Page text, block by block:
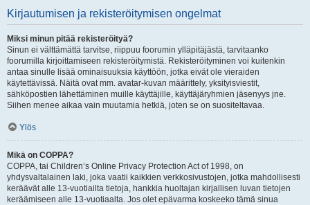
Kirjautumisen ja rekisteröitymisen ongelmat
Miksi minun pitää rekisteröityä?
Sinun ei välttämättä tarvitse, riippuu foorumin ylläpitäjästä, tarvitaanko
foorumilla kirjoittamiseen rekisteröitymistä. Rekisteröityminen voi kuitenkin
antaa sinulle lisää ominaisuuksia käyttöön, jotka eivät ole vieraiden
käytettävissä. Näitä ovat mm. avatar-kuvan määrittely, yksityisviestit,
sähköpostien lähettäminen muille käyttäjille, käyttäjäryhmien jäsenyys jne.
Siihen menee aikaa vain muutamia hetkiä, joten se on suositeltavaa.
Ylös
Mikä on COPPA?
COPPA, tai Children’s Online Privacy Protection Act of 1998, on
yhdysvaltalainen laki, joka vaatii kaikkien verkkosivustojen, jotka mahdollisesti
keräävät alle 13-vuotiailta tietoja, hankkia huoltajan kirjallisen luvan tietojen
keräämiseen alle 13-vuotiaalta. Jos olet epävarma koskeeko tämä sinua